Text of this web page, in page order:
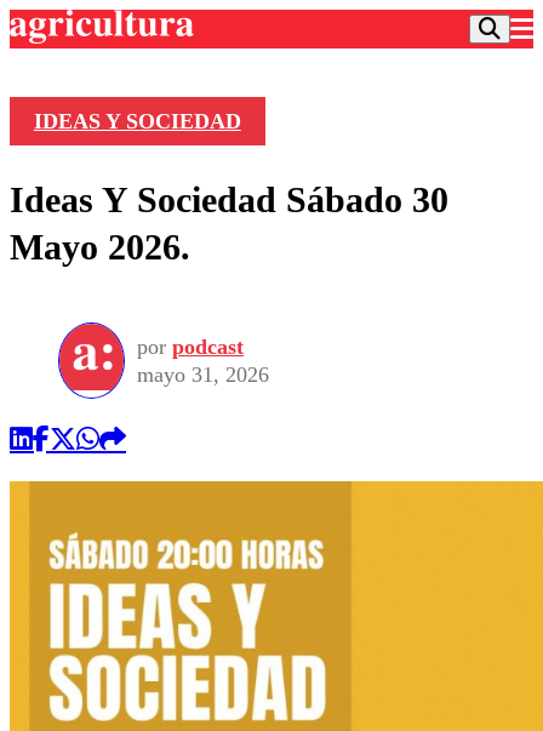
Frecuencias
Agricultura TV
Deportes
Motor
Otros Deportes
Dato Practico
Vida Social
Publicaciones en medios
Comercial
IDEAS Y SOCIEDAD
Ideas Y Sociedad Sábado 30
Mayo 2026.
por podcast
mayo 31, 2026